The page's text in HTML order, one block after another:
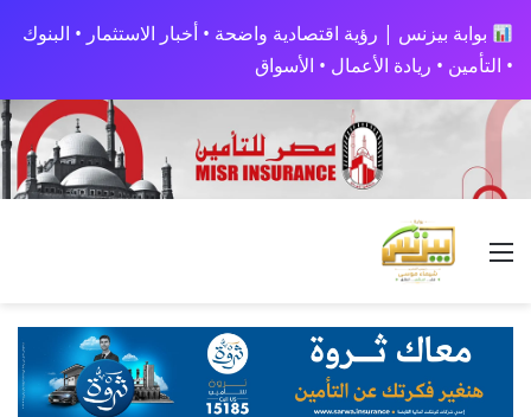
بوابة بيزنس | رؤية اقتصادية واضحة • أخبار الاستثمار • البنوك
• التأمين • ريادة الأعمال • الأسواق
القائمة